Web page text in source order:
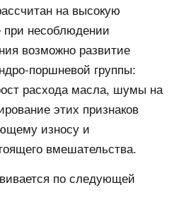
на высокую
при несоблюдении
возможно развитие
поршневой группы:
расхода масла, шумы на
этих признаков
износу и
вмешательства.
по следующей